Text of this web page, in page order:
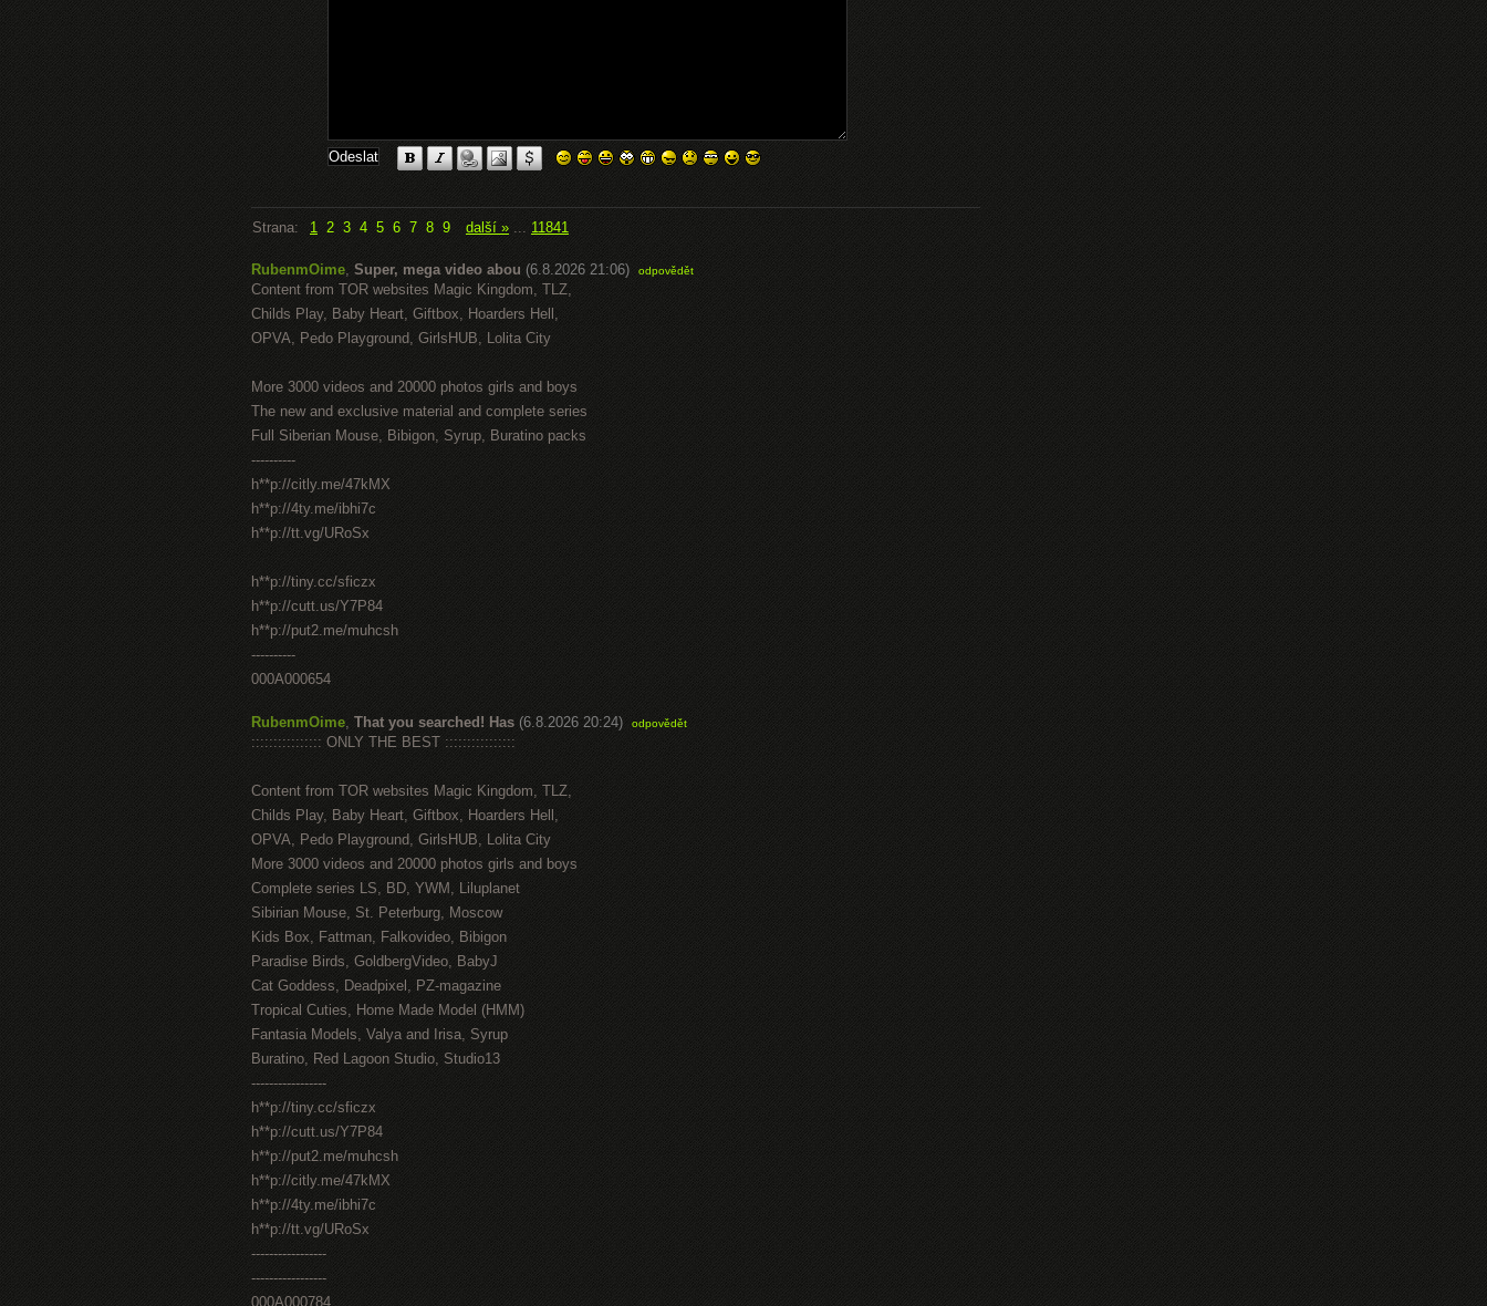
Strana: 1 2 3 4 5 6 7 8 9 další » ... 11841
RubenmOime, Super, mega video abou (6.8.2026 21:06) odpovědět
Content from TOR websites Magic Kingdom, TLZ,
Childs Play, Baby Heart, Giftbox, Hoarders Hell,
OPVA, Pedo Playground, GirlsHUB, Lolita City
More 3000 videos and 20000 photos girls and boys
The new and exclusive material and complete series
Full Siberian Mouse, Bibigon, Syrup, Buratino packs
----------
h**p://citly.me/47kMX
h**p://4ty.me/ibhi7c
h**p://tt.vg/URoSx
h**p://tiny.cc/sficzx
h**p://cutt.us/Y7P84
h**p://put2.me/muhcsh
----------
000A000654
RubenmOime, That you searched! Has (6.8.2026 20:24) odpovědět
:::::::::::::::: ONLY THE BEST ::::::::::::::::
Content from TOR websites Magic Kingdom, TLZ,
Childs Play, Baby Heart, Giftbox, Hoarders Hell,
OPVA, Pedo Playground, GirlsHUB, Lolita City
More 3000 videos and 20000 photos girls and boys
Complete series LS, BD, YWM, Liluplanet
Sibirian Mouse, St. Peterburg, Moscow
Kids Box, Fattman, Falkovideo, Bibigon
Paradise Birds, GoldbergVideo, BabyJ
Cat Goddess, Deadpixel, PZ-magazine
Tropical Cuties, Home Made Model (HMM)
Fantasia Models, Valya and Irisa, Syrup
Buratino, Red Lagoon Studio, Studio13
-----------------
h**p://tiny.cc/sficzx
h**p://cutt.us/Y7P84
h**p://put2.me/muhcsh
h**p://citly.me/47kMX
h**p://4ty.me/ibhi7c
h**p://tt.vg/URoSx
-----------------
-----------------
000A000784